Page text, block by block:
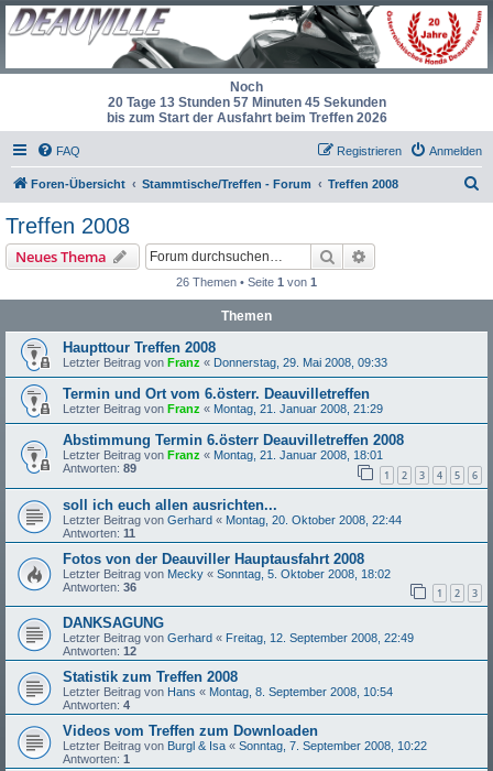
Noch
20 Tage 13 Stunden 57 Minuten 45 Sekunden
bis zum Start der Ausfahrt beim Treffen 2026
FAQ Anmelden
Registrieren
Foren-Übersicht Stammtische/Treffen - Forum Treffen 2008
Treffen 2008
Neues Thema Suche
26 Themen • Seite 1 von 1
Themen
Haupttour Treffen 2008
Letzter Beitrag von Franz « Donnerstag, 29. Mai 2008, 09:33
Termin und Ort vom 6.österr. Deauvilletreffen
Letzter Beitrag von Franz « Montag, 21. Januar 2008, 21:29
Abstimmung Termin 6.österr Deauvilletreffen 2008
Letzter Beitrag von Franz « Montag, 21. Januar 2008, 18:01
Antworten: 89 1 2 3 4 5 6
soll ich euch allen ausrichten...
Letzter Beitrag von Gerhard « Montag, 20. Oktober 2008, 22:44
Antworten: 11
Fotos von der Deauviller Hauptausfahrt 2008
Letzter Beitrag von Mecky « Sonntag, 5. Oktober 2008, 18:02
Antworten: 36 1 2 3
DANKSAGUNG
Letzter Beitrag von Gerhard « Freitag, 12. September 2008, 22:49
Antworten: 12
Statistik zum Treffen 2008
Letzter Beitrag von Hans « Montag, 8. September 2008, 10:54
Antworten: 4
Videos vom Treffen zum Downloaden
Letzter Beitrag von Burgl & Isa « Sonntag, 7. September 2008, 10:22
Antworten: 1